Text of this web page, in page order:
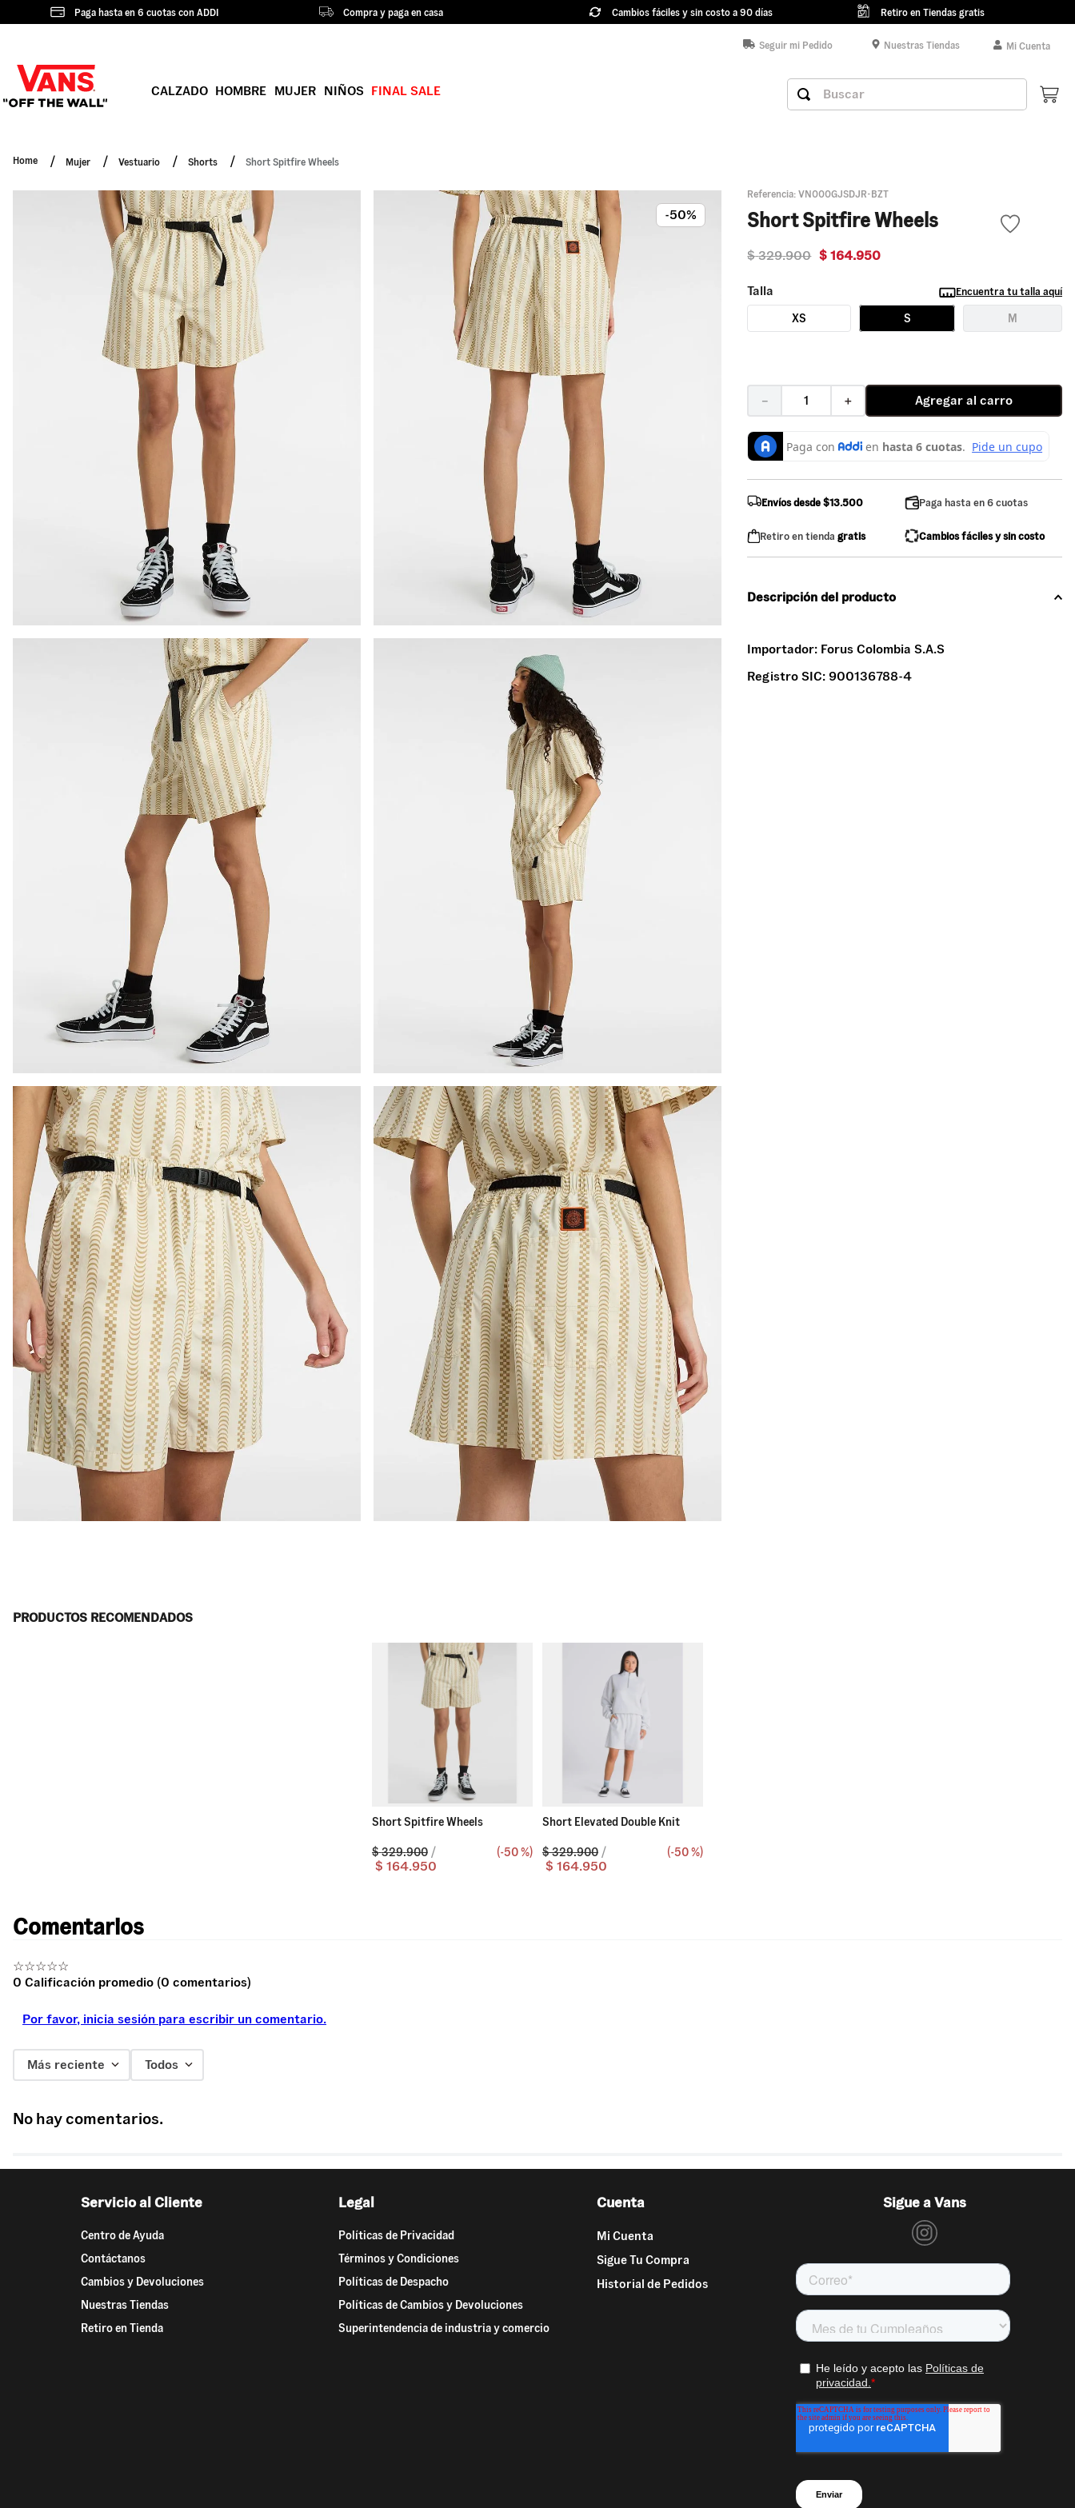
Paga hasta en 6 cuotas con ADDI Compra y paga en casa Cambios fáciles y sin costo a 90 días Retiro en Tiendas gratis
Seguir mi Pedido Nuestras Tiendas Mi Cuenta
CALZADO HOMBRE MUJER NIÑOS FINAL SALE Buscar
Mujer Vestuario Shorts Short Spitfire Wheels
-50%
Referencia:VN000GJSDJR-BZT
Short Spitfire Wheels
$329.900 $ 164.950
Encuentra tu talla aquí
Talla
S
XS M
＋
－ Agregar al carro
Envíos desde $13.500 Paga hasta en 6 cuotas
Retiro en tiendagratis Cambios fáciles y sin costo
Descripción del producto
Importador: Forus Colombia S.A.S
Registro SIC:900136788-4
PRODUCTOS RECOMENDADOS
Short Spitfire Wheels
$329.900
$ 164.950
(-50 %)
Short Elevated Double Knit
$329.900
$ 164.950
(-50 %)
Comentarios
☆☆☆☆☆
0 Calificación promedio (0 comentarios)
Por favor, inicia sesión para escribir un comentario.
Más reciente Todos
No hay comentarios.
Servicio al Cliente
Centro de Ayuda
Contáctanos
Cambios y Devoluciones
Nuestras Tiendas
Retiro en Tienda
Legal
Políticas de Privacidad
Términos y Condiciones
Políticas de Despacho
Políticas de Cambios y Devoluciones
Superintendencia de industria y comercio
Cuenta
Mi Cuenta
Sigue Tu Compra
Historial de Pedidos
Sigue a Vans
3.
hylane
4.
vans ultrarange
5 .
old skool
6.
knu
7 .
crosspath
8.
slip on
9.
upland